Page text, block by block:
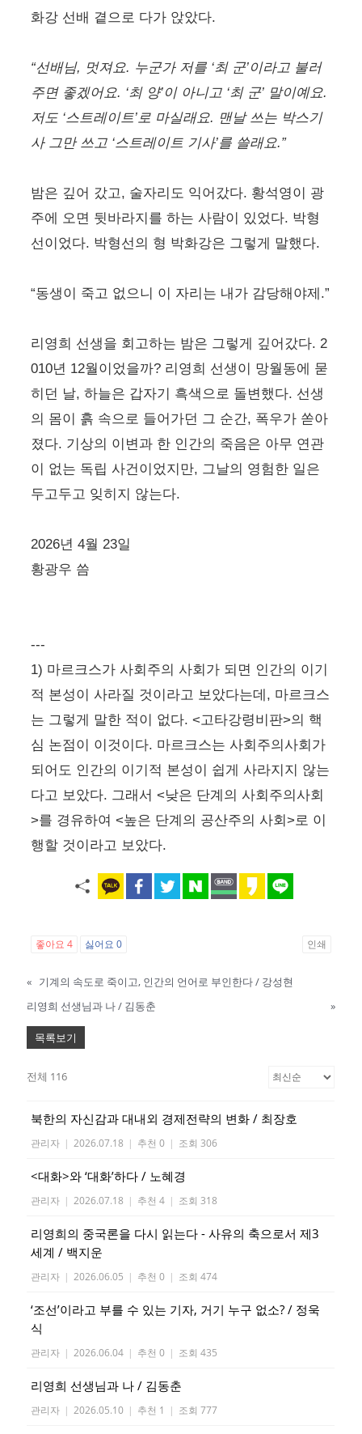
화강 선배 곁으로 다가 앉았다.
“선배님, 멋져요. 누군가 저를 ‘최 군’이라고 불러
주면 좋겠어요. ‘최 양’이 아니고 ‘최 군’ 말이예요.
저도 ‘스트레이트’로 마실래요. 맨날 쓰는 박스기
사 그만 쓰고 ‘스트레이트 기사’를 쓸래요.”
밤은 깊어 갔고, 술자리도 익어갔다. 황석영이 광
주에 오면 뒷바라지를 하는 사람이 있었다. 박형
선이었다. 박형선의 형 박화강은 그렇게 말했다.
“동생이 죽고 없으니 이 자리는 내가 감당해야제.”
리영희 선생을 회고하는 밤은 그렇게 깊어갔다. 2
010년 12월이었을까? 리영희 선생이 망월동에 묻
히던 날, 하늘은 갑자기 흑색으로 돌변했다. 선생
의 몸이 흙 속으로 들어가던 그 순간, 폭우가 쏟아
졌다. 기상의 이변과 한 인간의 죽음은 아무 연관
이 없는 독립 사건이었지만, 그날의 영험한 일은
두고두고 잊히지 않는다.
2026년 4월 23일
황광우 씀
---
1) 마르크스가 사회주의 사회가 되면 인간의 이기
적 본성이 사라질 것이라고 보았다는데, 마르크스
는 그렇게 말한 적이 없다. <고타강령비판>의 핵
심 논점이 이것이다. 마르크스는 사회주의사회가
되어도 인간의 이기적 본성이 쉽게 사라지지 않는
다고 보았다. 그래서 <낮은 단계의 사회주의사회
>를 경유하여 <높은 단계의 공산주의 사회>로 이
행할 것이라고 보았다.
좋아요4 싫어요0 인쇄
« 기계의 속도로 죽이고, 인간의 언어로 부인한다 / 강성현
리영희 선생님과 나 / 김동춘
»
목록보기
전체 116
북한의 자신감과 대내외 경제전략의 변화 / 최장호
관리자 | 2026.07.18 | 추천 0 | 조회 306
<대화>와 ‘대화’하다 / 노혜경
관리자 | 2026.07.18 | 추천 4 | 조회 318
리영희의 중국론을 다시 읽는다 - 사유의 축으로서 제3
세계 / 백지운
관리자 | 2026.06.05 | 추천 0 | 조회 474
‘조선’이라고 부를 수 있는 기자, 거기 누구 없소? / 정욱
식
관리자 | 2026.06.04 | 추천 0 | 조회 435
리영희 선생님과 나 / 김동춘
관리자 | 2026.05.10 | 추천 1 | 조회 777